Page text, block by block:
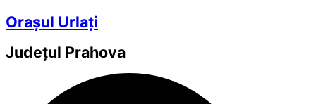
Orașul Urlați
Județul Prahova